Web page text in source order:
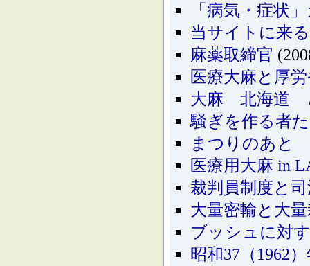
「病気・症状
当サイトに来
麻薬取締官
医療大麻と厚
大麻 北海道
騒ぎを作る者
まつりのあと
医療用大麻 in
裁判員制度と
大量密輸と大
ブッシュに対
昭和37（1962